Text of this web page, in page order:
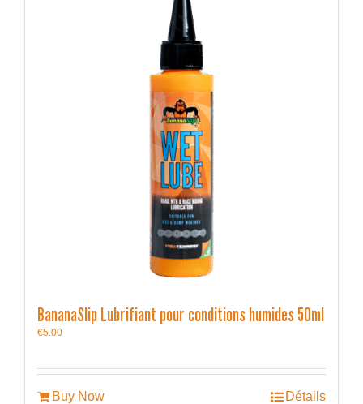
BananaSlip Lubrifiant pour conditions humides 50ml
€5.00
Buy Now Détails